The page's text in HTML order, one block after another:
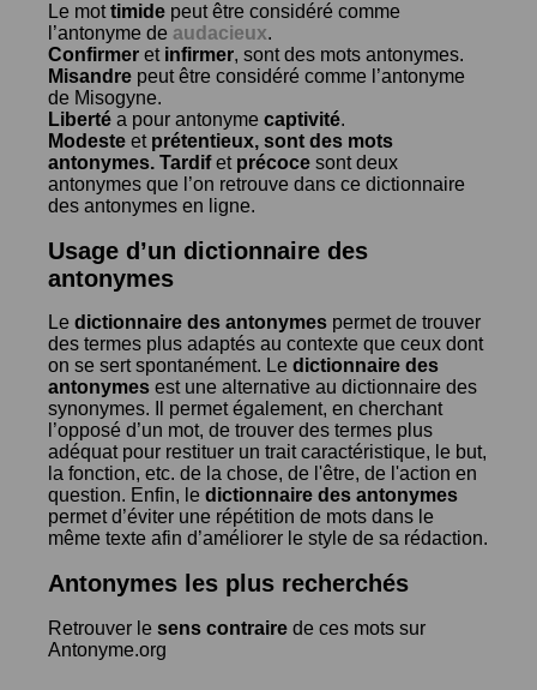
Le mottimide peut être considéré comme
l’antonyme de audacieux.
Confirmer et infirmer, sont des mots antonymes.
Misandre peut être considéré comme l’antonyme
de Misogyne.
Liberté a pour antonyme captivité.
Modeste et prétentieux, sont des mots
antonymes. Tardifet précoce sont deux
antonymes que l’on retrouve dans ce dictionnaire
des antonymes en ligne.
Usage d’un dictionnaire des
antonymes
Le dictionnaire des antonymes permet de trouver
des termes plus adaptés au contexte que ceux dont
on se sert spontanément. Le dictionnaire des
antonymes est une alternative au dictionnaire des
synonymes. Il permet également, en cherchant
l’opposé d’un mot, de trouver des termes plus
adéquat pour restituer un trait caractéristique, le but,
la fonction, etc. de la chose, de l'être, de l'action en
question. Enfin, le dictionnaire des antonymes
permet d’éviter une répétition de mots dans le
même texte afin d’améliorer le style de sa rédaction.
Antonymes les plus recherchés
Retrouver le sens contraire de ces mots sur
Antonyme.org